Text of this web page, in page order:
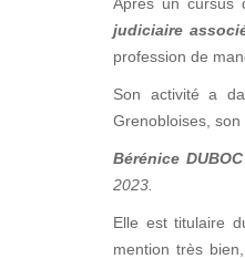
judiciaire
profession de
Son activité a
Grenobloises, son
Bérénice DUBOC
2023.
Elle est titulaire
mention très